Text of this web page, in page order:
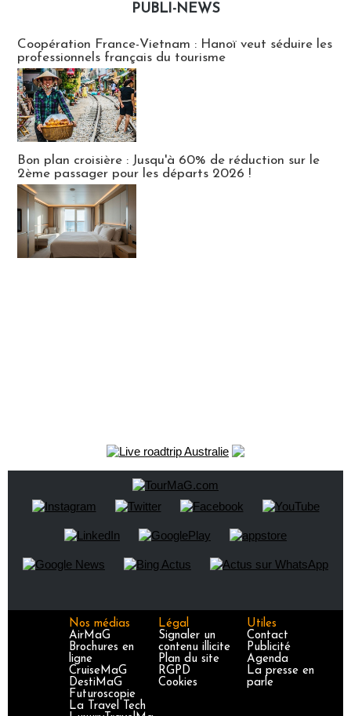
PUBLI-NEWS
Coopération France-Vietnam : Hanoï veut séduire les
professionnels français du tourisme
Bon plan croisière : Jusqu'à 60% de réduction sur le
2ème passager pour les départs 2026 !
Nos médias
AirMaG
Brochures en
ligne
CruiseMaG
DestiMaG
Futuroscopie
La Travel Tech
Légal
Signaler un
contenu illicite
Plan du site
RGPD
Cookies
Utiles
Contact
Publicité
Agenda
La presse en
parle